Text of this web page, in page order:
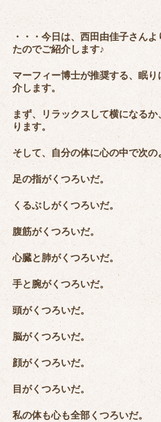
・・・今日は、西田由佳子さん
たのでご紹介します♪
マーフィー博士が推奨する、眠
介します。
まず、リラックスして横になる
ります。
そして、自分の体に心の中で次の
足の指がくつろいだ。
くるぶしがくつろいだ。
腹筋がくつろいだ。
心臓と肺がくつろいだ。
手と腕がくつろいだ。
頭がくつろいだ。
脳がくつろいだ。
顔がくつろいだ。
目がくつろいだ。
私の体も心も全部くつろいだ。